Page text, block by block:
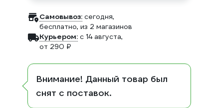
Самовывоз: сегодня,
бесплатно, из 2 магазинов
Курьером: c 14 августа,
от 290 ₽
Внимание! Данный товар был
снят с поставок.